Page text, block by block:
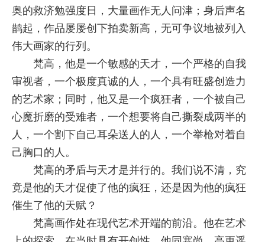
奥的救济勉强度日，大量画作无人问津；身后声名
鹊起，作品屡屡创下拍卖新高，无可争议地被列入
伟大画家的行列。
梵高，他是一个敏感的天才，一个严格的自我
审视者，一个极度真诚的人，一个具有旺盛创造力
的艺术家；同时，他又是一个疯狂者，一个被自己
心魔折磨的受难者，一个想要将自己撕裂成两半的
人，一个割下自己耳朵送人的人，一个举枪对着自
己胸口的人。
梵高的矛盾与天才是并行的。我们说不清，究
竟是他的天才促使了他的疯狂，还是因为他的疯狂
催生了他的天赋？
梵高画作处在现代艺术开端的前沿。他在艺术